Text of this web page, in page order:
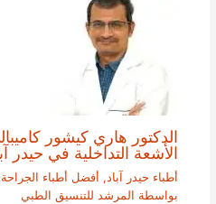
الدكتور هاري كيشور
الأشعة التداخلية في حيدر
أطباء حيدر آباد, أفضل أطباء الجراحة
بواسطة المرشد للتنسيق الطبي